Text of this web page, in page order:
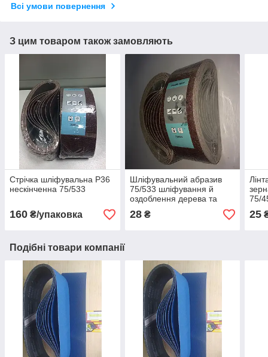
Всі умови повернення
З цим товаром також замовляють
Стрічка шліфувальна Р36
нескінченна 75/533
160 ₴/упаковка
Шліфувальний абразив
75/533 шліфування й
оздоблення дерева та
металу Р40
28₴
75/
25
Подібні товари компанії